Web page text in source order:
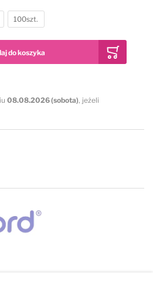
100szt.
do koszyka
08.08.2026 (sobota), jeżeli